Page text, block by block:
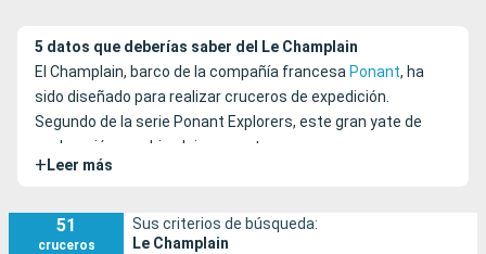
5 datos que deberías saber del Le Champlain
El Champlain, barco de la compañía francesa Ponant, ha
sido diseñado para realizar cruceros de expedición.
Segundo de la serie Ponant Explorers, este gran yate de
exploración combina lujo y aventura.
+ Leer más
51
cruceros
Sus criterios de búsqueda:
Le Champlain